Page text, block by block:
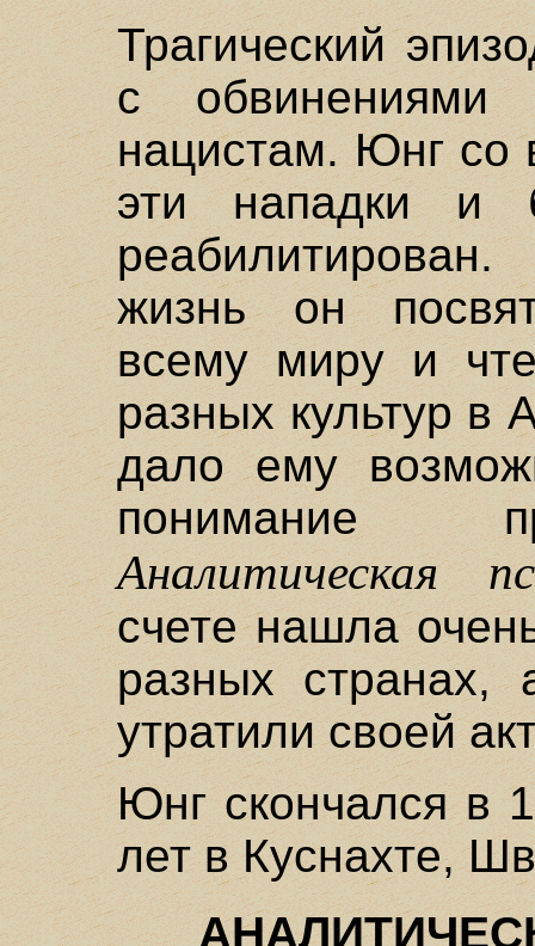
Трагический
с
нацистам. Юнг со
эти нападки и
жизнь он
всему миру и
разных культур в
дало ему
понимание
Аналитическая
счете нашла
разных странах,
утратили своей
Юнг скончался в
лет в Куснахте,